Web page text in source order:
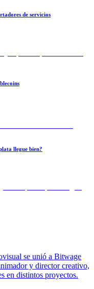
de servicios
llegue bien?
se unió a Bitwage
y director creativo,
en distintos proyectos.